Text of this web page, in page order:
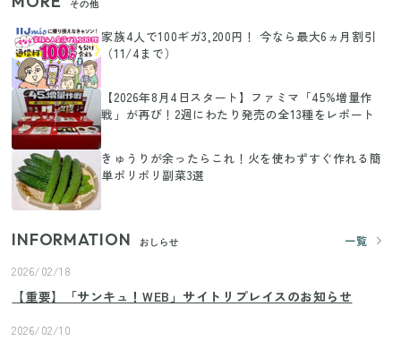
その他
家族4人で100ギガ3,200円！ 今なら最大6ヵ月割引
（11/4まで）
【2026年8月4日スタート】ファミマ「45%増量作
戦」が再び！2週にわたり発売の全13種をレポート
きゅうりが余ったらこれ！火を使わずすぐ作れる簡
単ポリポリ副菜3選
INFORMATION おしらせ
一覧
2026/02/18
【重要】「サンキュ！WEB」サイトリプレイスのお知らせ
2026/02/10